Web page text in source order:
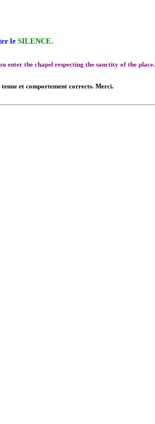
le SILENCE.
enter the chapel respecting the sanctity of the
tenue et comportement corrects. Merci.